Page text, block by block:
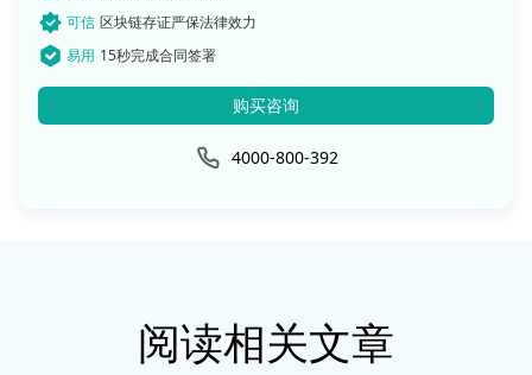
可信 区块链存证严保法律效力
易用 15秒完成合同签署
购买咨询
4000-800-392
阅读相关文章